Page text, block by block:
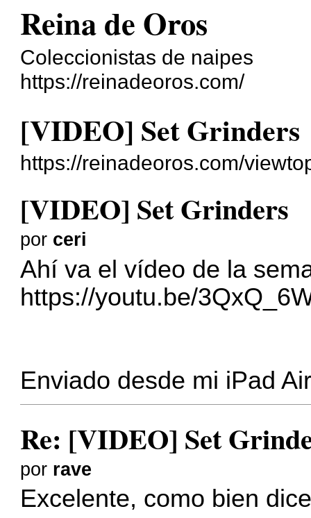
Reina de Oros
Coleccionistas de naipes
https://reinadeoros.com/
[VIDEO] Set Grinders
https://reinadeoros.com/
[VIDEO] Set Grinders
por ceri
Ahí va el vídeo de la
https://youtu.be/
Enviado desde mi iPad
Re: [VIDEO] Set
por rave
Excelente, como bien